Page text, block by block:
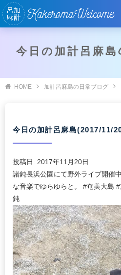
今日の加計呂麻
HOME 加計呂麻島の日常ブログ
今日の加計呂麻島(2017/11/
投稿日: 2017年11月20日
諸鈍長浜公園にて野外ライブ開催
な音楽でゆらゆらと。 #奄美大島
鈍